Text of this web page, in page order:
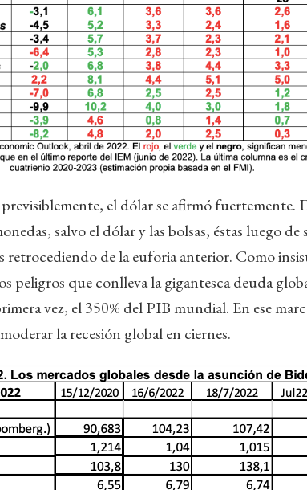
el dólar se afirmó fuertemente.
salvo el dólar y las bolsas, éstas luego de
retrocediendo de la euforia anterior. Como
peligros que conlleva la gigantesca deuda
vez, el 350% del PIB mundial. En ese
la recesión global en ciernes.